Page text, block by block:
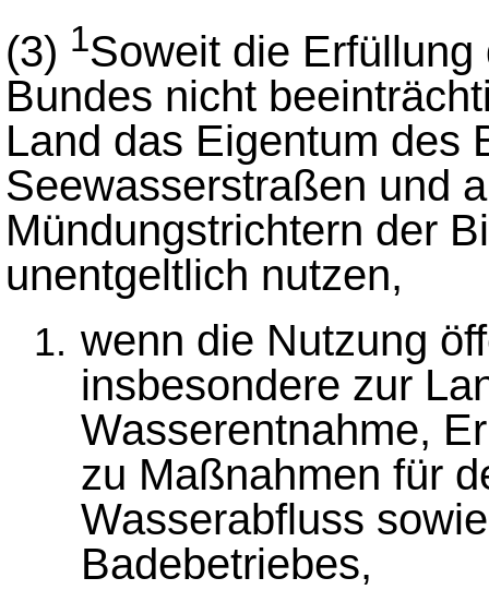
(3) 1Soweit die
Bundes nicht
Land das Eigentum des
Seewasserstraßen und
Mündungstrichtern der
unentgeltlich nutzen,
wenn die Nutzung
insbesondere zur
Wasserentnahme,
zu Maßnahmen für
Wasserabfluss
Badebetriebes,